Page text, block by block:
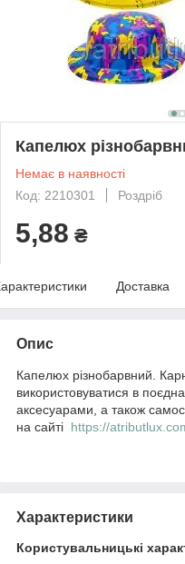
Капелюх
Немає в наявності
Код: 2210301
Роздріб
5,88 ₴
Доставка
Опис
Капелюх різнобарвний.
використовуватися в
аксесуарами, а також
на сайті https://
Характеристики
Користувальницькі